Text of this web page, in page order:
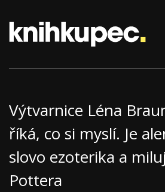
Výtvarnice Léna
říká, co si myslí. Je
slovo ezoterika a
Pottera